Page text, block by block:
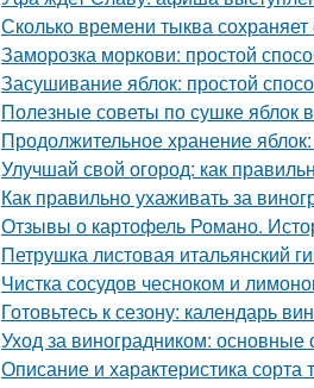
Сколько времени тыква
Заморозка моркови: простой
Засушивание яблок: простой
Полезные советы по сушке яблок
Продолжительное хранение
Улучшай свой огород: как
Как правильно ухаживать за
Отзывы о картофель Романо.
Петрушка листовая итальянский
Чистка сосудов чесноком и
Готовьтесь к сезону: календарь
Уход за виноградником: основные
Описание и характеристика